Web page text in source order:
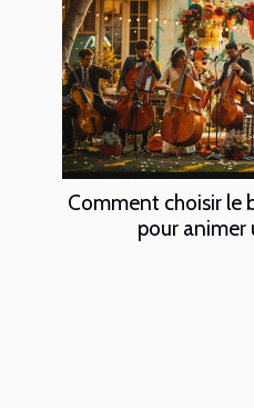
Comment choisir le
pour animer